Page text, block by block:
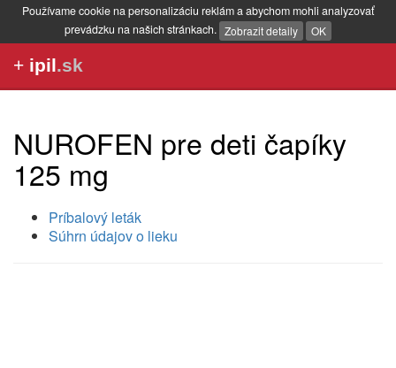
Používame cookie na personalizáciu reklám a abychom mohli analyzovať
prevádzku na našich stránkach. Zobrazit detaily OK
+ ipil.sk
NUROFEN pre deti čapíky
125 mg
Príbalový leták
Súhrn údajov o lieku